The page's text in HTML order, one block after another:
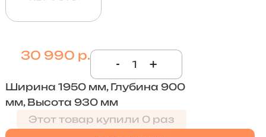
30 990 р.
- +
Ширина 1950 мм, Глубина 900
мм, Высота 930 мм
Этот товар купили 0 раз